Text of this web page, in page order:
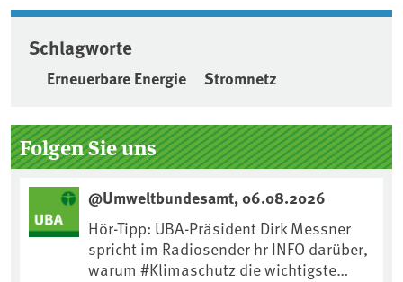
Schlagworte
Erneuerbare Energie Stromnetz
Seitenleiste
Folgen Sie uns
@Umweltbundesamt, 06.08.2026
Hör-Tipp: UBA-Präsident Dirk Messner
spricht im Radiosender hr INFO darüber,
warum #Klimaschutz die wichtigste